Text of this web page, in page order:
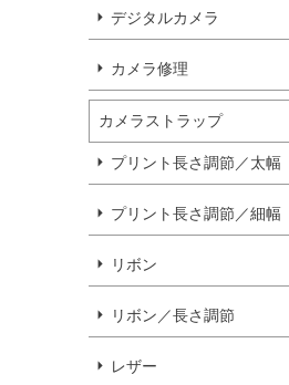
デジタルカメラ
カメラ修理
カメラストラップ
プリント長さ調節／太幅
プリント長さ調節／細幅
リボン
リボン／長さ調節
レザー